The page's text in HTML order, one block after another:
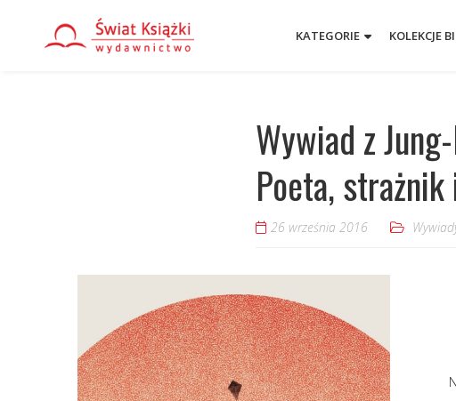
KATEGORIE KOLEKCJE
Wywiad z
Poeta,
26 września 2016